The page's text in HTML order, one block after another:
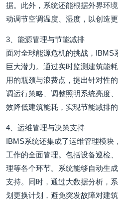
据。此外，系统还能根据外界环
动调节空调温度、湿度，以创造
3、能源管理与节能减排
面对全球能源危机的挑战，IBMS
巨大潜力。通过实时监测建筑能
用的瓶颈与浪费点，提出针对性
调运行策略、调整照明系统亮度
效降低建筑能耗，实现节能减排的
4、运维管理与决策支持
IBMS系统还集成了运维管理模块
工作的全面管理。包括设备巡检
理等各个环节。系统能够自动生
支持。同时，通过大数据分析，
划更换计划，避免突发故障对建筑